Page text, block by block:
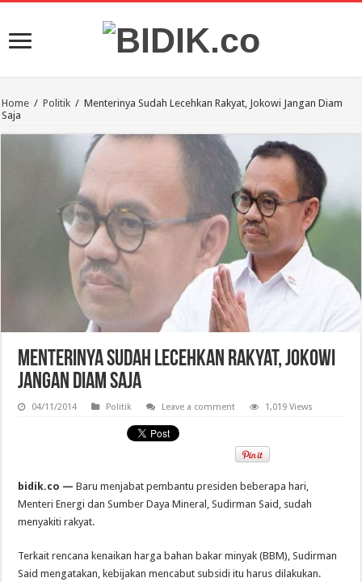
Home / Politik / Menterinya Sudah Lecehkan Rakyat, Jokowi Jangan Diam
Saja
Menterinya Sudah Lecehkan Rakyat, Jokowi
Jangan Diam Saja
04/11/2014 Politik Leave a comment 1,019 Views
bidik.co — Baru menjabat pembantu presiden beberapa hari,
Menteri Energi dan Sumber Daya Mineral, Sudirman Said, sudah
menyakiti rakyat.
Terkait rencana kenaikan harga bahan bakar minyak (BBM), Sudirman
Said mengatakan, kebijakan mencabut subsidi itu harus dilakukan.